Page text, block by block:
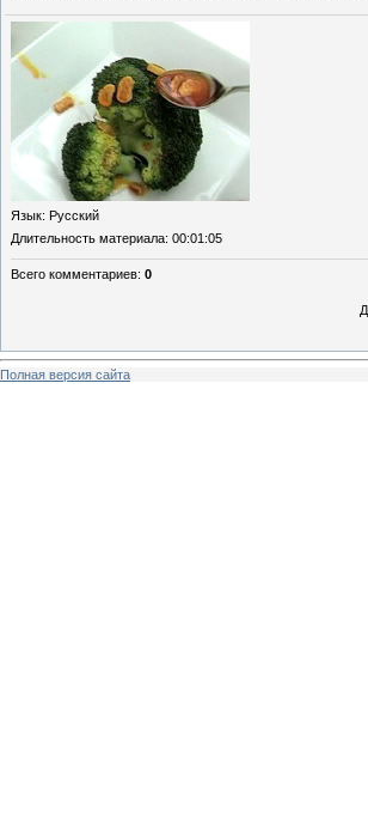
Язык: Русский
Длительность материала: 00:01:05
Всего комментариев: 0
Полная версия сайта